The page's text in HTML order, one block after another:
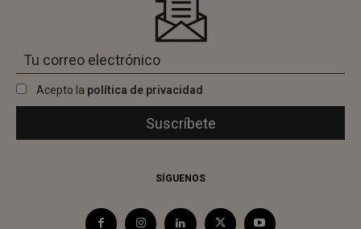
Acepto la política de privacidad
SÍGUENOS